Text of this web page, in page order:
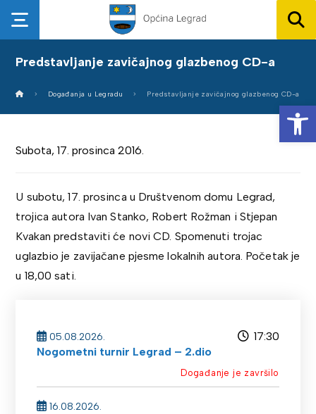
Predstavljanje zavičajnog glazbenog CD-a
Događanja u Legradu Predstavljanje zavičajnog glazbenog CD-a
Subota, 17. prosinca 2016.
U subotu, 17. prosinca u Društvenom domu Legrad,
trojica autora Ivan Stanko, Robert Rožman i Stjepan
Kvakan predstaviti će novi CD. Spomenuti trojac
uglazbio je zavijačane pjesme lokalnih autora. Početak je
u 18,00 sati.
05.08.2026.
17:30
Nogometni turnir Legrad – 2.dio
Događanje je završilo
16.08.2026.